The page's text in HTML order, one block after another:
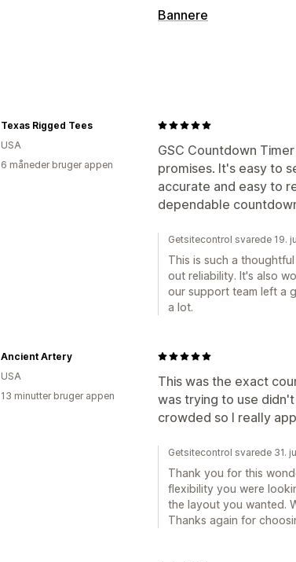
Visningsindstillinger
Tilbagevendende
Fast minut
Timertype
Daglige tilbud
Butikslancering
Bannere
Placering af banner
Farve og skrifttype
GSC Countdown
promises. It's easy to
accurate and easy to
dependable
Texas Rigged Tees
USA
6 måneder bruger appen
Getsitecontrol svarede 19.
This is such a
out reliability. It's also
our support team left a
a lot.
This was the exact
was trying to use
crowded so I really
Ancient Artery
USA
13 minutter bruger appen
Getsitecontrol svarede 31.
Thank you for this
flexibility you were
the layout you wanted.
Thanks again for